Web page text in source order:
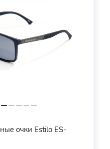
очки Estilo ES-